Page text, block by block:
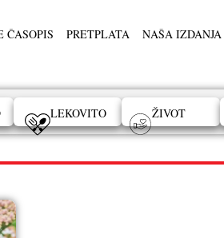
ČASOPIS PRETPLATA NAŠA IZDANJA
LEKOVITO ŽIVOT